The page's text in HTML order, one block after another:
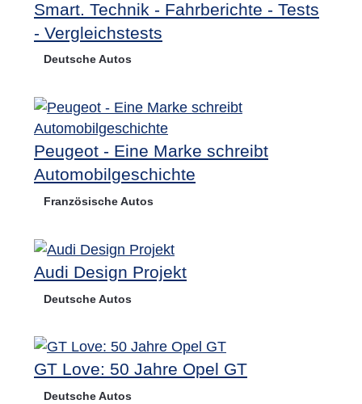
Smart. Technik - Fahrberichte - Tests
- Vergleichstests
Deutsche Autos
Peugeot - Eine Marke schreibt
Automobilgeschichte
Französische Autos
Audi Design Projekt
Deutsche Autos
GT Love: 50 Jahre Opel GT
Deutsche Autos